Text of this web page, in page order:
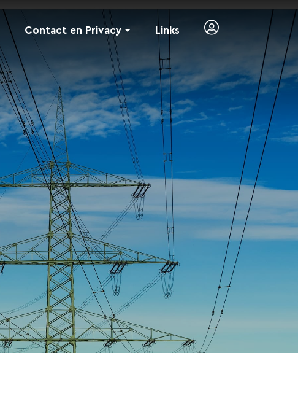
Contact en Privacy Links